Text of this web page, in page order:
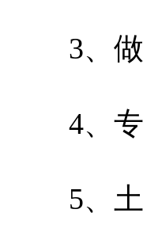
3、做
4、专
5、土